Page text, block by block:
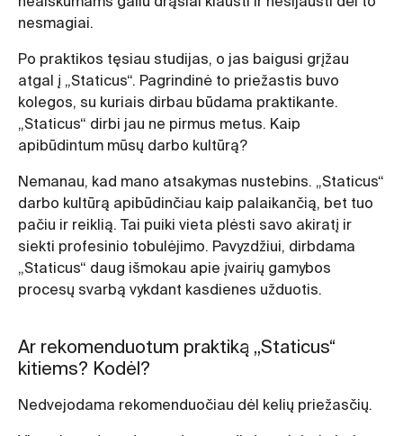
nesmagiai.
Po praktikos tęsiau studijas, o jas baigusi grįžau
atgal į „Staticus“. Pagrindinė to priežastis buvo
kolegos, su kuriais dirbau būdama praktikante.
„Staticus“ dirbi jau ne pirmus metus. Kaip
apibūdintum mūsų darbo kultūrą?
Nemanau, kad mano atsakymas nustebins. „Staticus“
darbo kultūrą apibūdinčiau kaip palaikančią, bet tuo
pačiu ir reiklią. Tai puiki vieta plėsti savo akiratį ir
siekti profesinio tobulėjimo. Pavyzdžiui, dirbdama
„Staticus“ daug išmokau apie įvairių gamybos
procesų svarbą vykdant kasdienes užduotis.
Ar rekomenduotum praktiką „Staticus“
kitiems? Kodėl?
Nedvejodama rekomenduočiau dėl kelių priežasčių.